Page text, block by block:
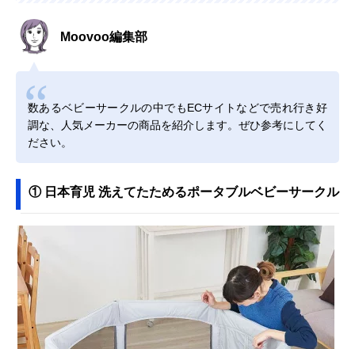
Moovoo編集部
数あるベビーサークルの中でもECサイトなどで売れ行き好
調な、人気メーカーの商品を紹介します。ぜひ参考にしてく
ださい。
① 日本育児 洗えてたためるポータブルベビーサークル